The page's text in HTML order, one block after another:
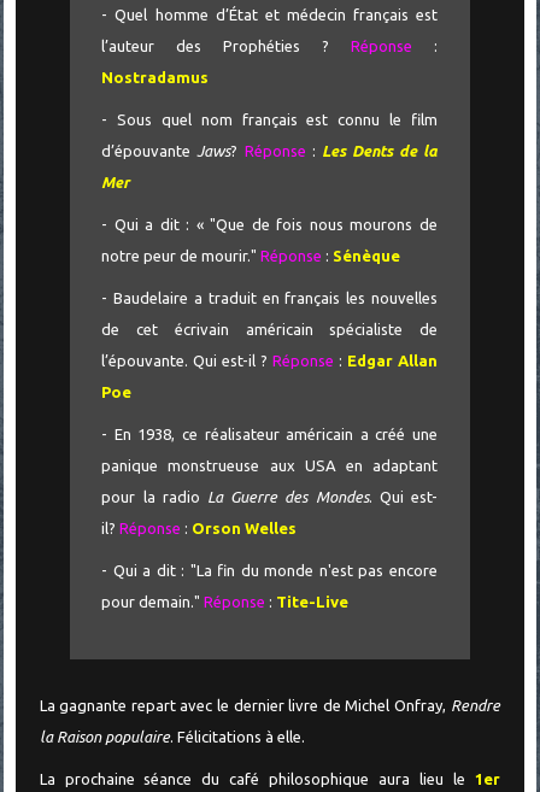
- Quel homme d’État et médecin français est
l’auteur des Prophéties ?Réponse :
Nostradamus
- Sous quel nom français est connu le film
d’épouvanteJaws? Réponse : Les Dents de la
Mer
- Qui a dit : « "Que de fois nous mourons de
notre peur de mourir."Réponse : Sénèque
- Baudelaire a traduit en français les nouvelles
de cet écrivain américain spécialiste de
l’épouvante. Qui est-il ?Réponse : Edgar Allan
Poe
- En 1938, ce réalisateur américain a créé une
panique monstrueuse aux USA en adaptant
pour la radio La Guerre des Mondes. Qui est-
il?Réponse : Orson Welles
- Qui a dit : "La fin du monde n'est pas encore
pour demain."Réponse : Tite-Live
La gagnante repart avec le dernier livre de Michel Onfray, Rendre
la Raison populaire. Félicitations à elle.
La prochaine séance du café philosophique aura lieu le 1er